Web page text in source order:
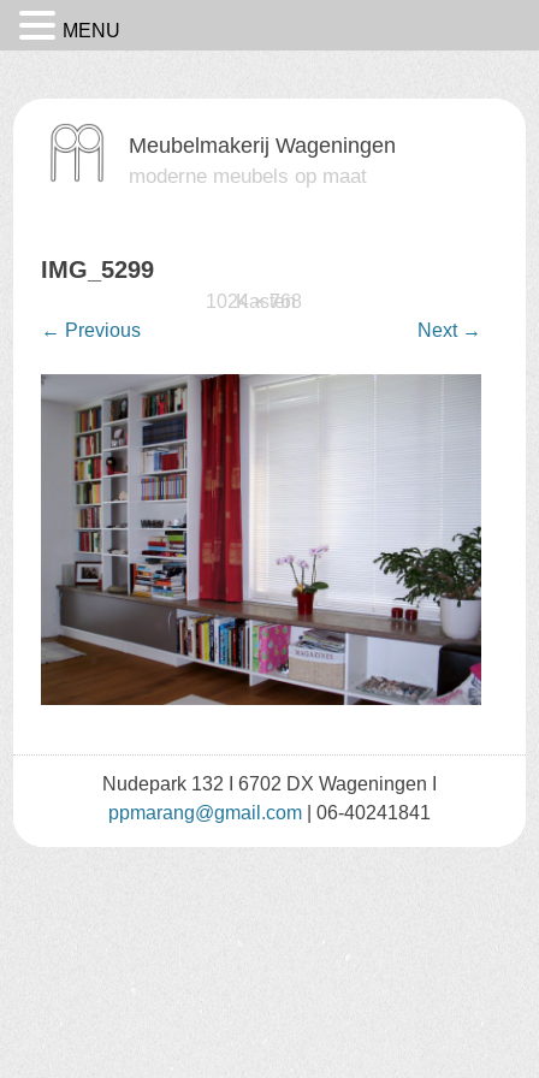
Meubelmakerij Wageningen
moderne meubels op maat
IMG_5299
15 februari 2016at
1024 × 768
Kasten
← Previous Next →
Nudepark 132 I 6702 DX Wageningen I
ppmarang@gmail.com | 06-40241841
MENU